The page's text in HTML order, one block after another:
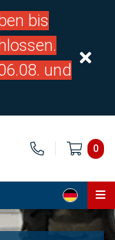
bis
und
0
Home